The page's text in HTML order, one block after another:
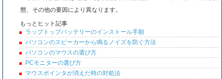
態、その他の要因により異なります。
もっとヒット記事
ラップトップバッテリーのインストール手順
パソコンのスピーカーから鳴るノイズを防ぐ方法
パソコンのマウスの選び方
PCモニターの選び方
マウスポインタが消えた時の対処法